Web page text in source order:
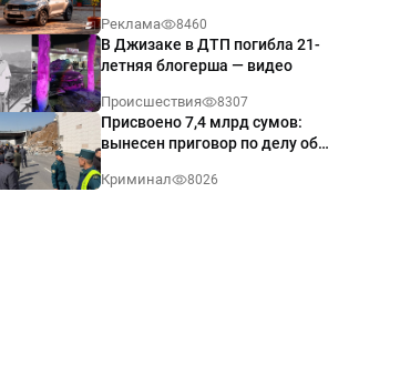
годовых
Реклама 8460
В Джизаке в ДТП погибла 21-
летняя блогерша — видео
Происшествия 8307
Присвоено 7,4 млрд сумов:
вынесен приговор по делу об
Ташкенте
Криминал 8026